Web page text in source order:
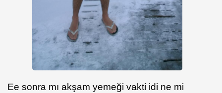
Ee sonra mı akşam yemeği vakti idi ne mi